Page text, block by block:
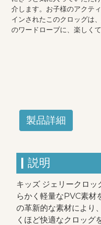
介します。お子様のアクテ
インされたこのクロッグは
のワードローブに、楽しく
製品詳細
説明
キッズ ジェリークロ
らかく軽量なPVC素材
の革新的な素材により
くほど快適なクロッグ